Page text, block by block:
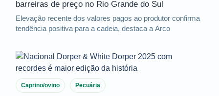
barreiras de preço no Rio Grande do Sul
Elevação recente dos valores pagos ao produtor confirma
tendência positiva para a cadeia, destaca a Arco
Caprino/ovino Pecuária